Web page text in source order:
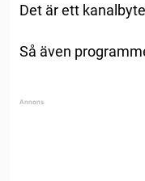
Det är ett
Så även